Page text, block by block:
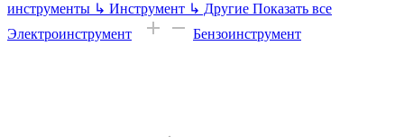
инструменты ↳ Инструмент ↳ Другие Показать все
Электроинструмент
Бензоинструмент